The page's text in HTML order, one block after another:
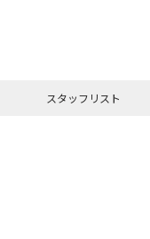
スタッフリスト